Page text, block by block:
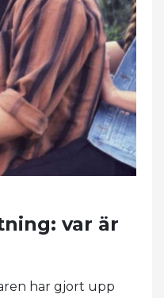
var är
har gjort upp